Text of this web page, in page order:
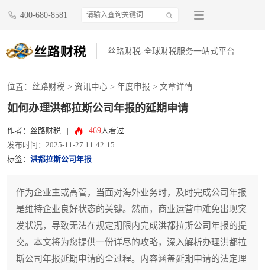
400-680-8581
丝路财税-全球财税服务一站式平台
位置： 丝路财税 > 资讯中心 > 年度申报 > 文章详情
如何办理洪都拉斯公司年报的延期申请
作者：丝路财税 469人看过
发布时间：2025-11-27 11:42:15
标签： 洪都拉斯公司年报
作为企业主或高管，当面对海外业务时，及时完成公司年报
是维持企业良好状态的关键。然而，商业运营中难免出现突
发状况，导致无法在规定期限内完成洪都拉斯公司年报的提
交。本文将为您提供一份详尽的攻略，深入解析办理洪都拉
斯公司年报延期申请的全过程。内容涵盖延期申请的法定理